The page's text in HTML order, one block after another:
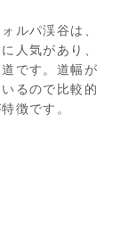
ルパ渓谷は、
人気があり、
です。道幅が
るので比較的
徴です。